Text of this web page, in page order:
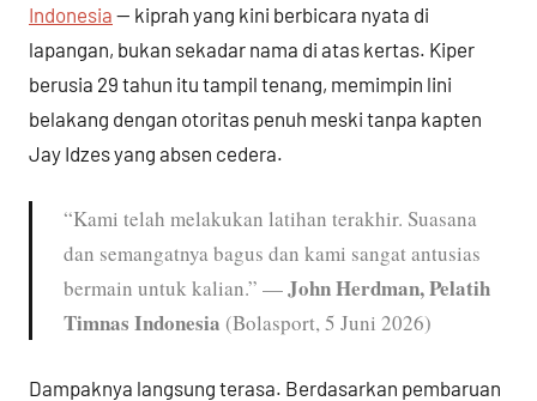
Indonesia — kiprah yang kini berbicara nyata di
lapangan, bukan sekadar nama di atas kertas. Kiper
berusia 29 tahun itu tampil tenang, memimpin lini
belakang dengan otoritas penuh meski tanpa kapten
Jay Idzes yang absen cedera.
“Kami telah melakukan latihan terakhir. Suasana
dan semangatnya bagus dan kami sangat antusias
bermain untuk kalian.” —John Herdman, Pelatih
Timnas Indonesia (Bolasport, 5 Juni 2026)
Dampaknya langsung terasa. Berdasarkan pembaruan